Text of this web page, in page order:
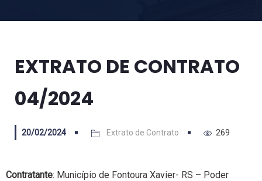
EXTRATO DE CONTRATO
04/2024
20/02/2024 Extrato de Contrato 269
Contratante: Município de Fontoura Xavier- RS – Poder